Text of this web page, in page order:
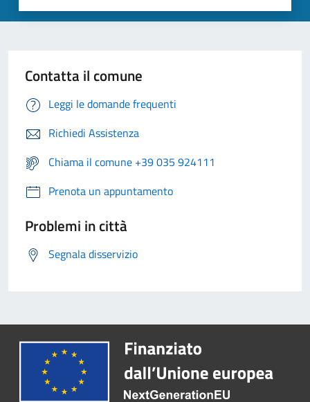
Contatta il comune
Leggi le domande frequenti
Richiedi Assistenza
Chiama il comune +39 035 924111
Prenota un appuntamento
Problemi in città
Segnala disservizio